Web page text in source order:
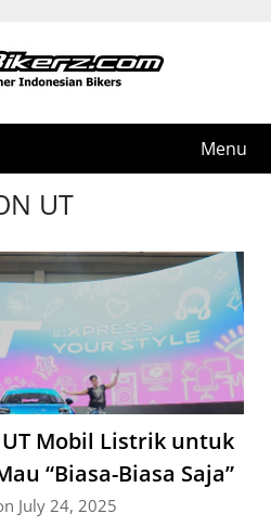
Menu
UT
UT Mobil Listrik untuk
“Biasa-Biasa Saja”
July 24, 2025